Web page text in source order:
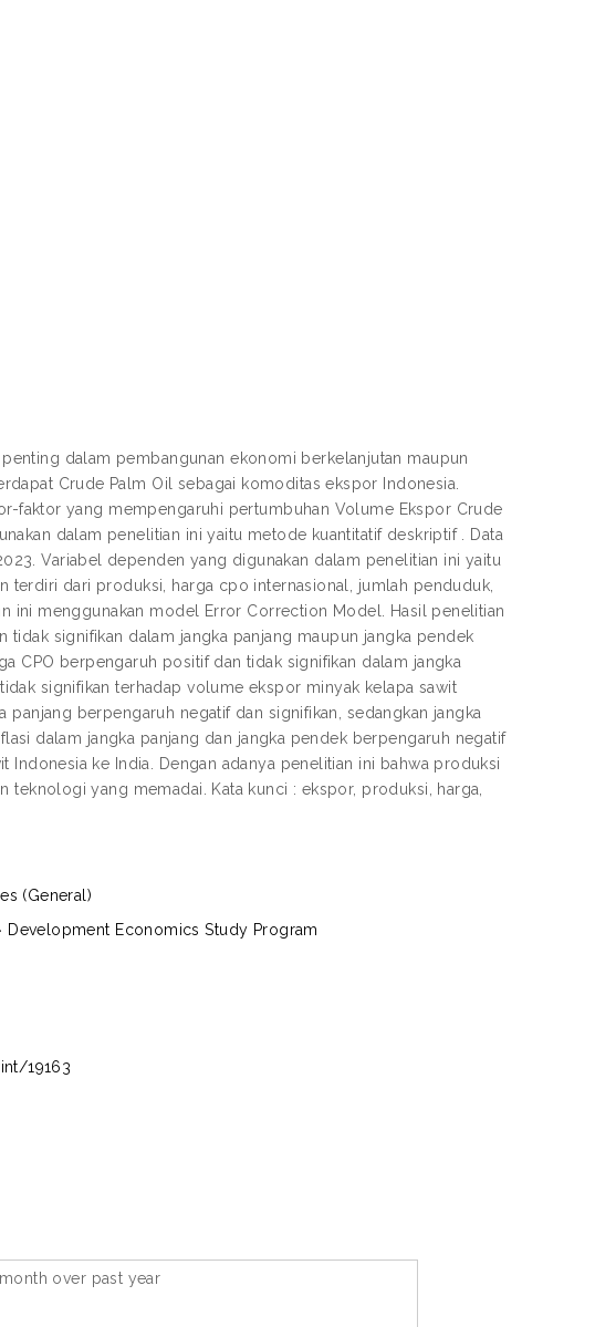
dalam pembangunan ekonomi berkelanjutan maupun
Crude Palm Oil sebagai komoditas ekspor Indonesia.
faktor yang mempengaruhi pertumbuhan Volume Ekspor Crude
dalam penelitian ini yaitu metode kuantitatif deskriptif . Data
Variabel dependen yang digunakan dalam penelitian ini yaitu
terdiri dari produksi, harga cpo internasional, jumlah penduduk,
ini menggunakan model Error Correction Model. Hasil penelitian
signifikan dalam jangka panjang maupun jangka pendek
CPO berpengaruh positif dan tidak signifikan dalam jangka
signifikan terhadap volume ekspor minyak kelapa sawit
berpengaruh negatif dan signifikan, sedangkan jangka
dalam jangka panjang dan jangka pendek berpengaruh negatif
ke India. Dengan adanya penelitian ini bahwa produksi
yang memadai. Kata kunci : ekspor, produksi, harga,
(General)
Development Economics Study Program
19163
over past year